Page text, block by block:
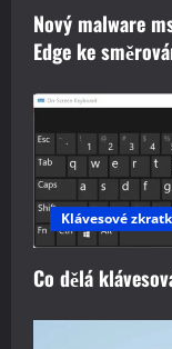
Nový malware
Edge ke
Klávesové
Co dělá